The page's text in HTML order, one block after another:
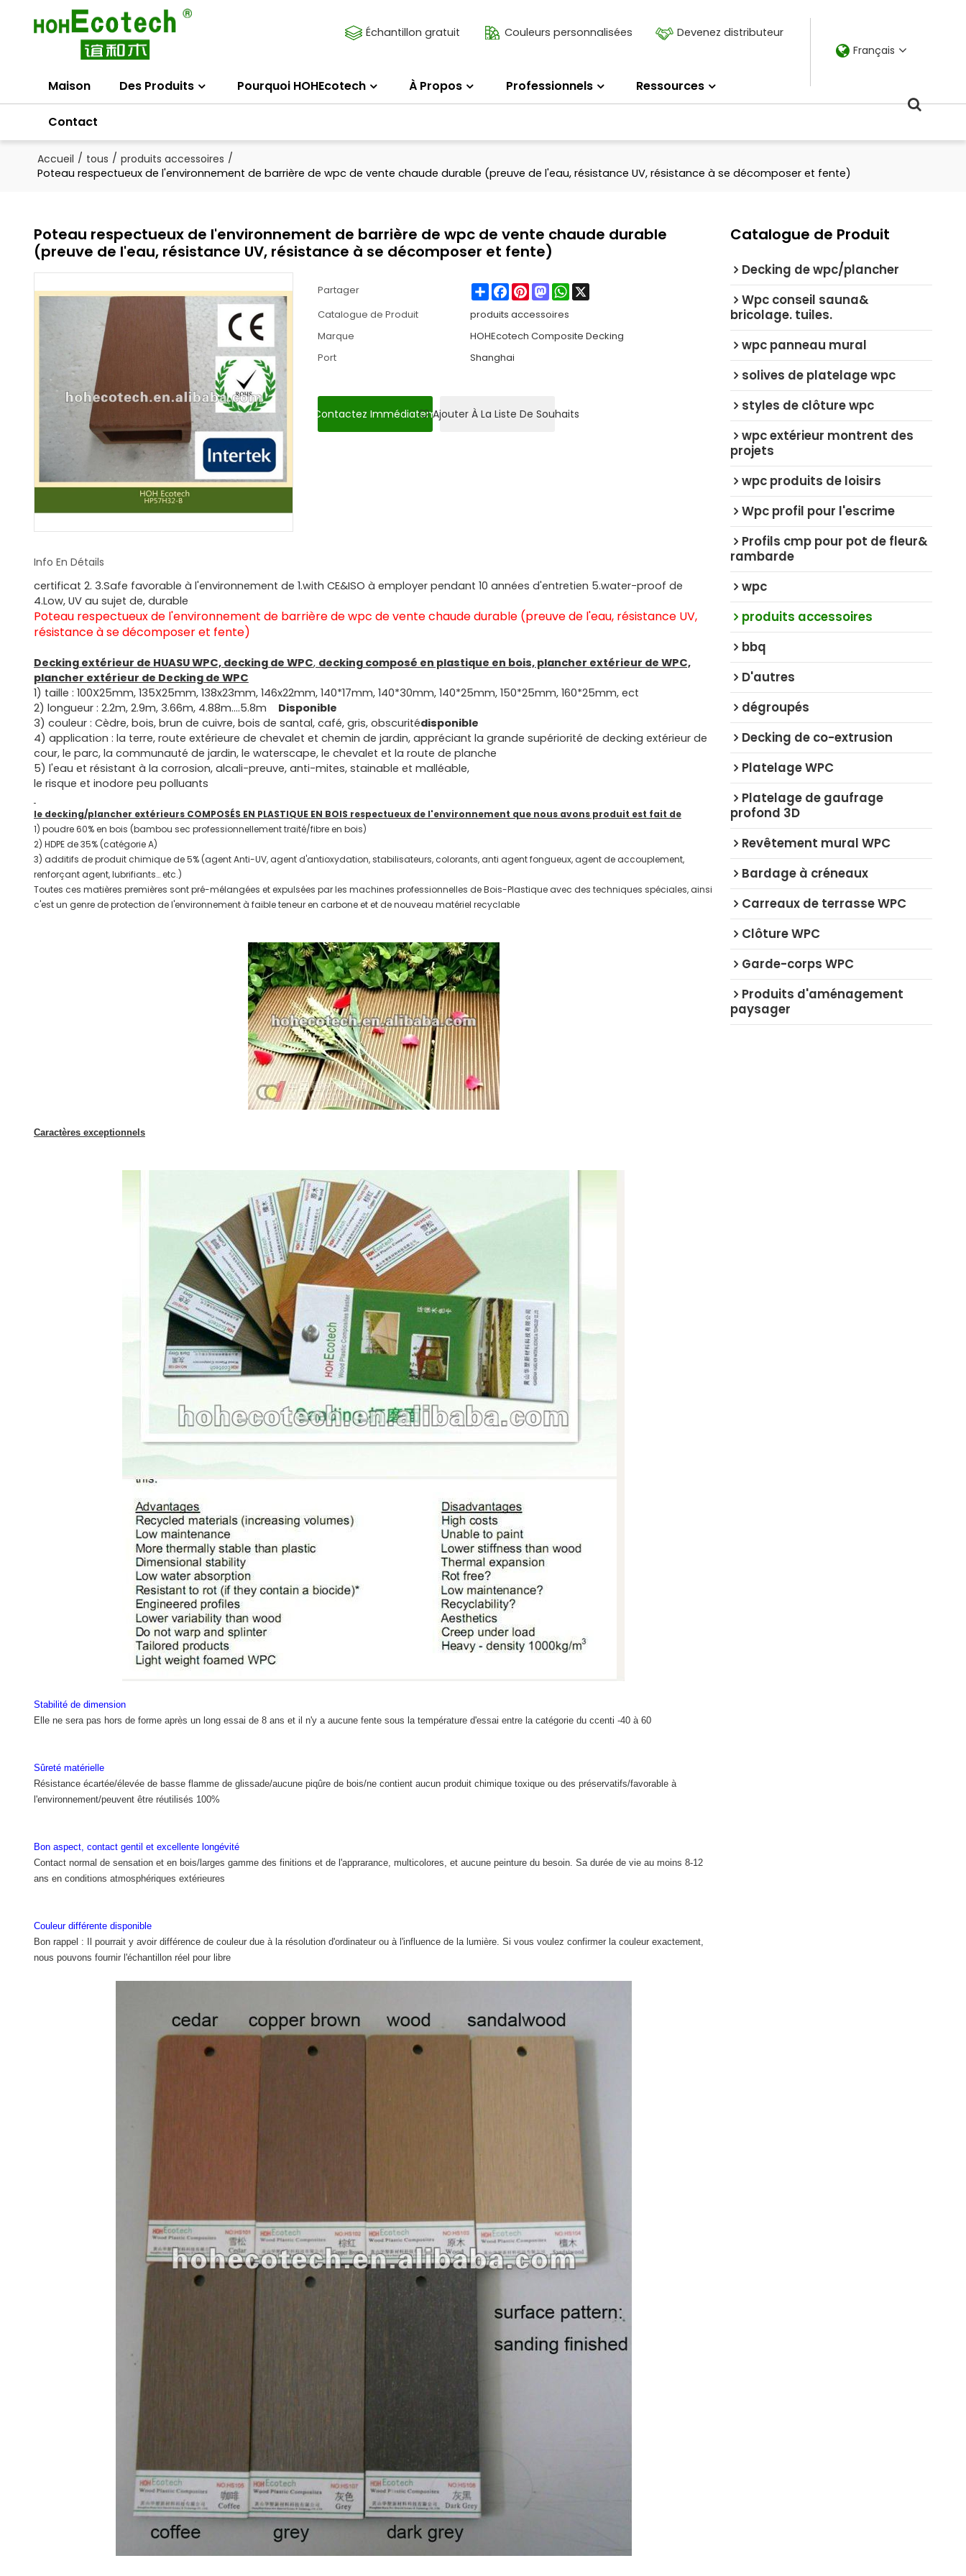
Échantillon gratuit Couleurs personnalisées Devenez distributeur
Maison Des Produits Pourquoi HOHEcotech À Propos Professionnels Ressources
Contact
Français
Accueil / tous / produits accessoires /
Poteau respectueux de l'environnement de barrière de wpc de vente chaude durable (preuve de l'eau, résistance UV, résistance à se décomposer et fente)
Poteau respectueux de l'environnement de barrière de wpc de vente chaude durable
(preuve de l'eau, résistance UV, résistance à se décomposer et fente)
Partager ShareFacebook
PinterestMastodonWhatsApp
Catalogue de Produit
produits accessoires
Marque
HOHEcotech Composite Decking
Port
Shanghai
Contactez ImmédiatementAjouter À La Liste De Souhaits
Info En Détails
certificat 2. 3.Safe favorable à l'environnement de 1.with CE&ISO à employer pendant 10 années d'entretien 5.water-proof de
4.Low, UV au sujet de, durable
Poteau respectueux de l'environnement de barrière de wpc de vente chaude durable (preuve de l'eau, résistance UV,
résistance à se décomposer et fente)
Decking extérieur de HUASU WPC, decking de WPC, decking composé en plastique en bois, plancher extérieur de WPC,
plancher extérieur de Decking de WPC
1) taille : 100X25mm, 135X25mm, 138x23mm, 146x22mm, 140*17mm, 140*30mm, 140*25mm, 150*25mm, 160*25mm, ect
2) longueur : 2.2m, 2.9m, 3.66m, 4.88m….5.8m Disponible
3) couleur : Cèdre, bois, brun de cuivre, bois de santal, café, gris, obscuritédisponible
4) application : la terre, route extérieure de chevalet et chemin de jardin, appréciant la grande supériorité de decking extérieur de
cour, le parc, la communauté de jardin, le waterscape, le chevalet et la route de planche
5) l'eau et résistant à la corrosion, alcali-preuve, anti-mites, stainable et malléable,
le risque et inodore peu polluants
le decking/plancher extérieurs COMPOSÉS EN PLASTIQUE EN BOIS respectueux de l'environnement que nous avons produit est fait de
1) poudre 60% en bois (bambou sec professionnellement traité/fibre en bois)
2) HDPE de 35% (catégorie A)
3) additifs de produit chimique de 5% (agent Anti-UV, agent d'antioxydation, stabilisateurs, colorants, anti agent fongueux, agent de accouplement,
renforçant agent, lubrifiants… etc.)
Toutes ces matières premières sont pré-mélangées et expulsées par les machines professionnelles de Bois-Plastique avec des techniques spéciales, ainsi
c'est un genre de protection de l'environnement à faible teneur en carbone et et de nouveau matériel recyclable
Caractères exceptionnels
Stabilité de dimension
Elle ne sera pas hors de forme après un long essai de 8 ans et il n'y a aucune fente sous la température d'essai entre la catégorie du ccenti -40 à 60
Sûreté matérielle
Résistance écartée/élevée de basse flamme de glissade/aucune piqûre de bois/ne contient aucun produit chimique toxique ou des préservatifs/favorable à
l'environnement/peuvent être réutilisés 100%
Bon aspect, contact gentil et excellente longévité
Contact normal de sensation et en bois/larges gamme des finitions et de l'apprarance, multicolores, et aucune peinture du besoin. Sa durée de vie au moins 8-12
ans en conditions atmosphériques extérieures
Couleur différente disponible
Bon rappel : Il pourrait y avoir différence de couleur due à la résolution d'ordinateur ou à l'influence de la lumière. Si vous voulez confirmer la couleur exactement,
nous pouvons fournir l'échantillon réel pour libre
Catalogue de Produit
Decking de wpc/plancher
Wpc conseil sauna&
bricolage. tuiles.
wpc panneau mural
solives de platelage wpc
styles de clôture wpc
wpc extérieur montrent des
projets
wpc produits de loisirs
Wpc profil pour l'escrime
Profils cmp pour pot de fleur&
rambarde
wpc
produits accessoires
bbq
D'autres
dégroupés
Decking de co-extrusion
Platelage WPC
Platelage de gaufrage
profond 3D
Revêtement mural WPC
Bardage à créneaux
Carreaux de terrasse WPC
Clôture WPC
Garde-corps WPC
Produits d'aménagement
paysager